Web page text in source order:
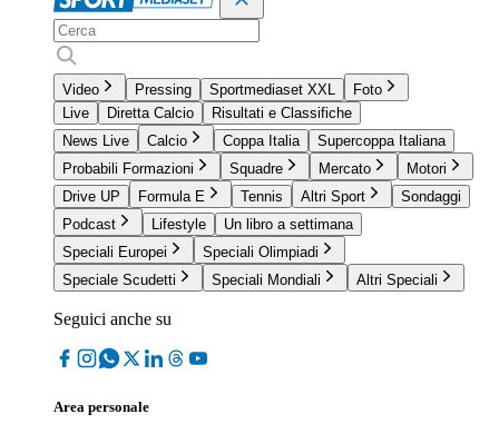
Video Pressing Sportmediaset XXL
Foto
Live
Diretta Calcio
Risultati e Classifiche
News Live
Calcio Coppa Italia
Supercoppa Italiana
Probabili Formazioni
Squadre Mercato
Motori
Drive UP
Formula E Tennis Altri Sport
Sondaggi
Podcast
Lifestyle
Un libro a settimana
Speciali Europei
Speciali Olimpiadi
Speciale Scudetti
Speciali Mondiali Altri Speciali
Seguici anche su
Area personale